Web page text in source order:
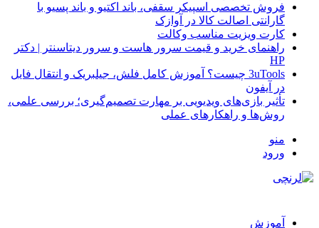
فروش تخصصی اسپیکر سقفی، باند اکتیو و باند پسیو با
گارانتی اصالت کالا در آوازک
کارت ویزیت مناسب وکالت
راهنمای خرید و قیمت سرور هاست و سرور دیتاسنتر | دکتر
HP
3uTools چیست؟ آموزش کامل فلش، جیلبریک و انتقال فایل
در آیفون
تأثیر بازی‌های ویدیویی بر مهارت تصمیم‌گیری؛ بررسی علمی،
روش‌ها و راهکارهای عملی
منو
ورود
آموزش